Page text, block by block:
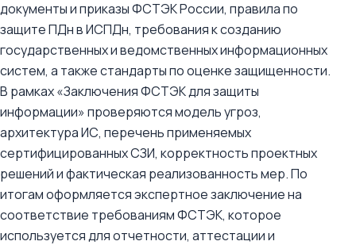
документы и приказы ФСТЭК России, правила по
защите ПДн в ИСПДн, требования к созданию
государственных и ведомственных информационных
систем, а также стандарты по оценке защищенности.
В рамках «Заключения ФСТЭК для защиты
информации» проверяются модель угроз,
архитектура ИС, перечень применяемых
сертифицированных СЗИ, корректность проектных
решений и фактическая реализованность мер. По
итогам оформляется экспертное заключение на
соответствие требованиям ФСТЭК, которое
используется для отчетности, аттестации и